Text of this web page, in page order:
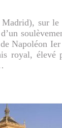
sur
Napoléon Ier
royal, élevé